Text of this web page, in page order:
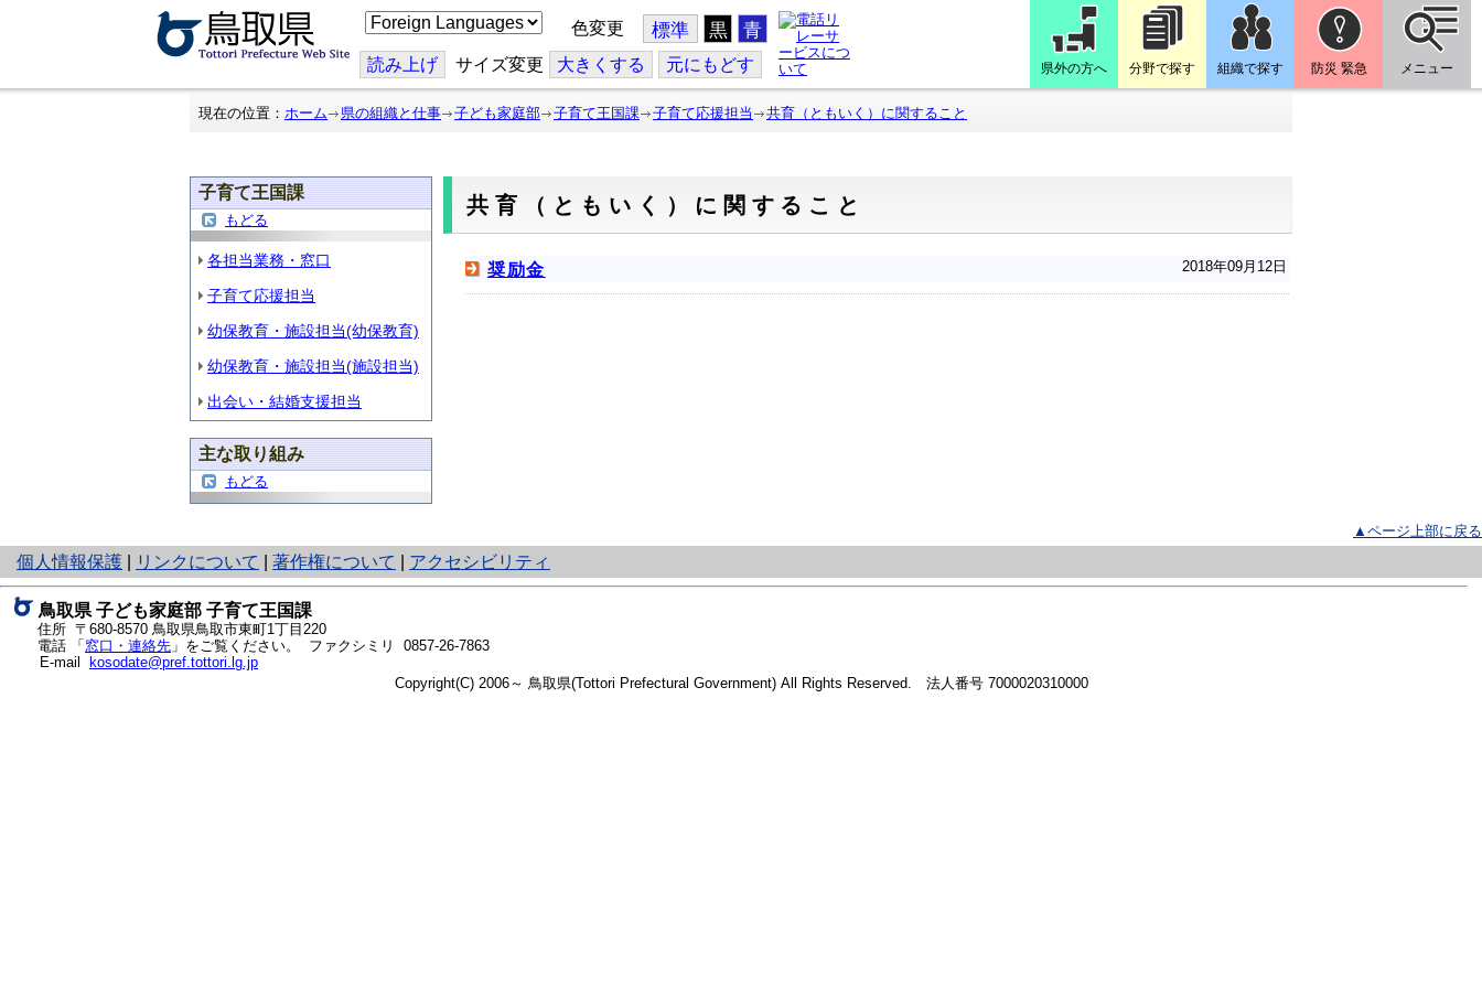
こ
の
ジ
を
翻
色変更 標準 黒 青
読み上げ サイズ変更 大きくする 元にもどす 県外の方へ 分野で探す 組織で探す 防災 緊急 メニュー
現在の位置： ホーム 県の組織と仕事 子ども家庭部 子育て王国課 子育て応援担当 共育（ともいく）に関すること
子育て王国課
もどる
各担当業務・窓口
子育て応援担当
幼保教育・施設担当(幼保教育)
幼保教育・施設担当(施設担当)
出会い・結婚支援担当
主な取り組み
もどる
共育（ともいく）に関すること
2018年09月12日
奨励金
▲ページ上部に戻る
個人情報保護
と
り
ネ
ッ
ト
へ
リンクについて 著作権について アクセシビリティ
鳥取県 子ども家庭部 子育て王国課
住所 〒680-8570 鳥取県鳥取市東町1丁目220
電話 「 窓口・連絡先 」をご覧ください。 ファクシミリ 0857-26-7863
E-mail
kosodate@pref.tottori.lg.jp
Copyright(C) 2006～ 鳥取県(Tottori Prefectural Government) All Rights Reserved. 法人番号 7000020310000